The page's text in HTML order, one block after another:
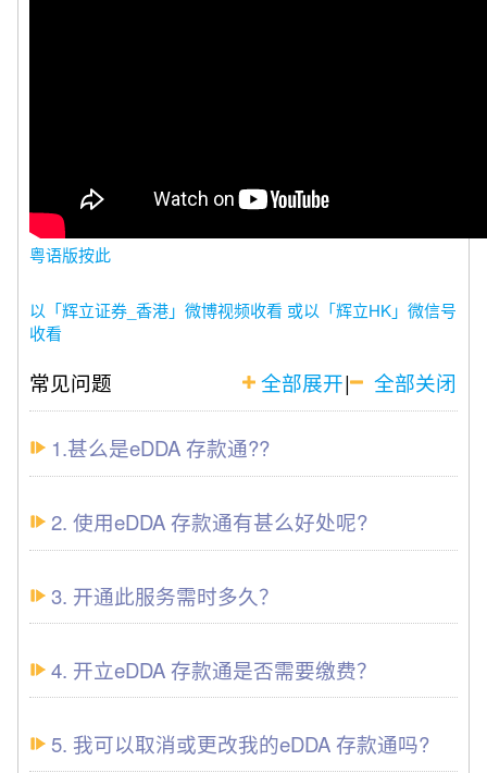
粤语版按此
以「辉立证券_香港」微博视频收看 或以「辉立HK」微信号
收看
全部展开| 全部关闭
常见问题
1.甚么是eDDA 存款通??
2. 使用eDDA 存款通有甚么好处呢?
3. 开通此服务需时多久？
4. 开立eDDA 存款通是否需要缴费？
5. 我可以取消或更改我的eDDA 存款通吗?